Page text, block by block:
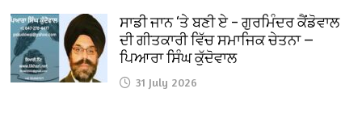
ਸਾਡੀ ਜਾਨ ‘ਤੇ ਬਣੀ ਏ – ਗੁਰਮਿੰਦਰ ਕੈਂਡੋਵਾਲ
ਦੀ ਗੀਤਕਾਰੀ ਵਿੱਚ ਸਮਾਜਿਕ ਚੇਤਨਾ —
ਪਿਆਰਾ ਸਿੰਘ ਕੁੱਦੋਵਾਲ
31 July 2026